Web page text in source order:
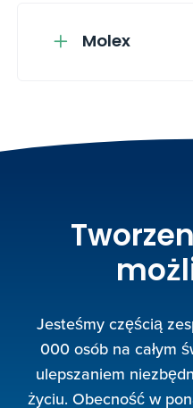
Molex
Jesteśmy częścią
000 osób na całym
ulepszaniem
życiu. Obecność w